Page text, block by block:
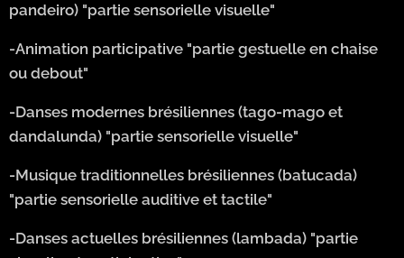
pandeiro) "partie sensorielle visuelle"
-Animation participative "partie gestuelle en chaise
ou debout"
-Danses modernes brésiliennes (tago-mago et
dandalunda) "partie sensorielle visuelle"
-Musique traditionnelles brésiliennes (batucada)
"partie sensorielle auditive et tactile"
-Danses actuelles brésiliennes (lambada) "partie